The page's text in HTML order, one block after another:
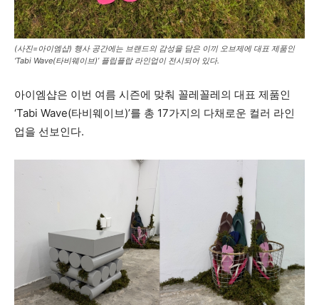
(사진=아이엠샵) 행사 공간에는 브랜드의 감성을 담은 이끼 오브제에 대표 제품인
‘Tabi Wave(타비웨이브)’ 플립플랍 라인업이 전시되어 있다.
아이엠샵은 이번 여름 시즌에 맞춰 꼴레꼴레의 대표 제품인
‘Tabi Wave(타비웨이브)’를 총 17가지의 다채로운 컬러 라인
업을 선보인다.